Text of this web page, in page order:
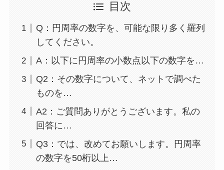
目次
Q：円周率の数字を、可能な限り多く羅列
してください。
A：以下に円周率の小数点以下の数字を…
Q2：その数字について、ネットで調べた
ものを…
A2：ご質問ありがとうございます。私の
回答に…
Q3：では、改めてお願いします。円周率
の数字を50桁以上…